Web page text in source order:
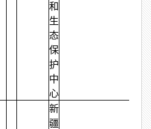
和
生
态
保
护
中
心
新
疆